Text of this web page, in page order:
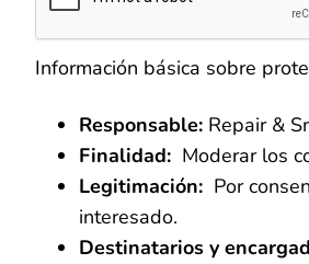
Información básica sobre
Responsable: Repair &
Finalidad: Moderar los
Legitimación: Por
interesado.
Destinatarios y